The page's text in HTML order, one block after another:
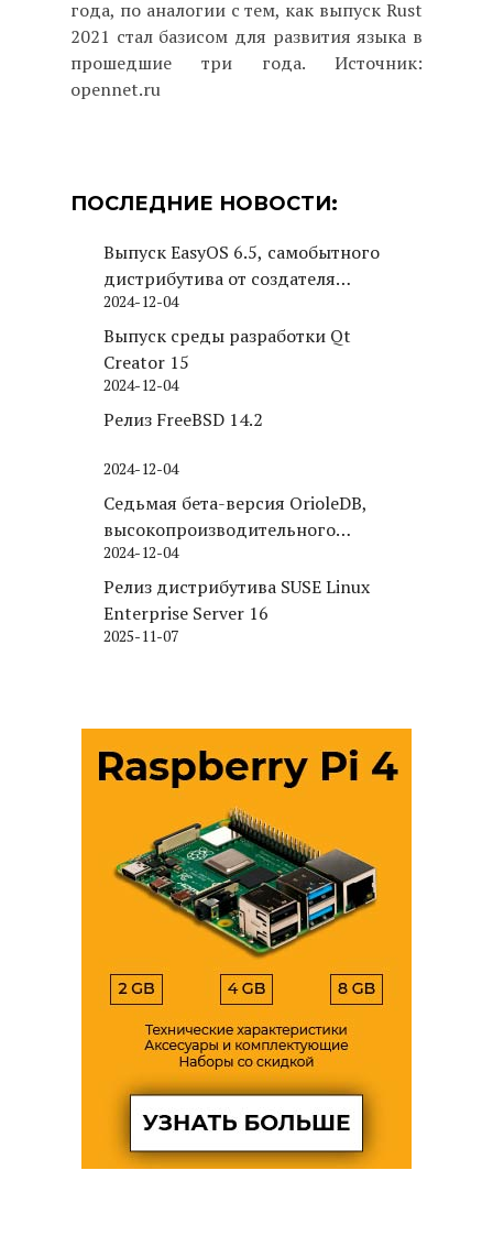
года, по аналогии с тем, как выпуск Rust
2021 стал базисом для развития языка в
прошедшие три года. Источник:
opennet.ru
ПОСЛЕДНИЕ НОВОСТИ:
Выпуск EasyOS 6.5, самобытного
дистрибутива от создателя
Puppy Linux
2024-12-04
Выпуск среды разработки Qt
Creator 15
2024-12-04
Релиз FreeBSD 14.2
2024-12-04
Седьмая бета-версия OrioleDB,
высокопроизводительного
движка хранения для PostgreSQL
2024-12-04
Релиз дистрибутива SUSE Linux
Enterprise Server 16
2025-11-07